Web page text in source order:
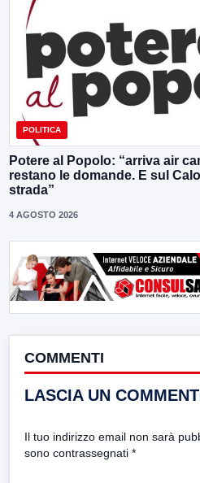
POLITICA
Potere al Popolo: “arriva air
restano le domande. E sul
strada”
4 AGOSTO 2026
COMMENTI
LASCIA UN
Il tuo indirizzo email non sarà
sono contrassegnati *